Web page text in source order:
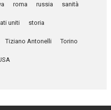
roma russia sanità
uniti storia
Tiziano Antonelli Torino